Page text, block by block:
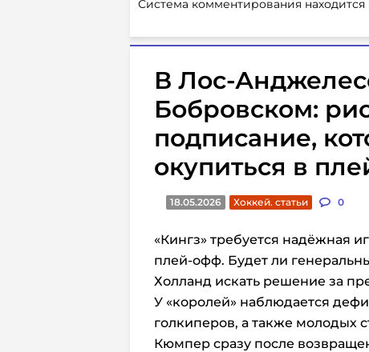
Система комментирования находится
В Лос-
Бобровском:
подписание,
окупиться в
18.05.2026 Хоккей. статьи 0
«Кингз» требуется надёжная
плей-офф. Будет ли
Холланд искать решение за
У «королей» наблюдается
голкиперов, а также молодых
Кюмпер сразу после